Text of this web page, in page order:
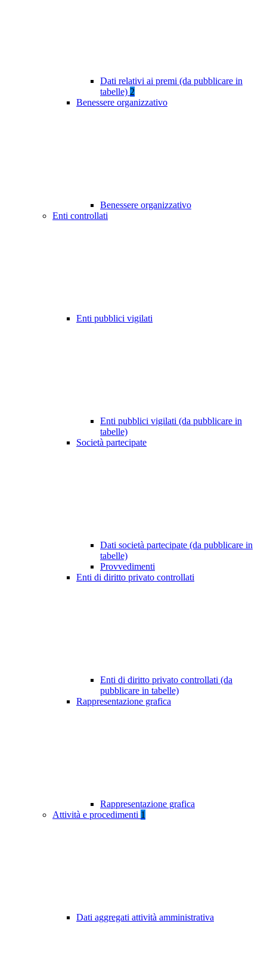
Dati relativi ai premi (da pubblicare in
tabelle) 2
Benessere organizzativo
Benessere organizzativo
Enti controllati
Enti pubblici vigilati
Enti pubblici vigilati (da pubblicare in
tabelle)
Società partecipate
Dati società partecipate (da pubblicare in
tabelle)
Provvedimenti
Enti di diritto privato controllati
Enti di diritto privato controllati (da
pubblicare in tabelle)
Rappresentazione grafica
Rappresentazione grafica
Attività e procedimenti 1
Dati aggregati attività amministrativa